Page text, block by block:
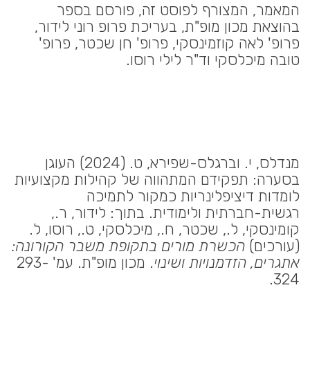
המאמר, המצורף לפוסט זה, פורסם בספר
בהוצאת מכון מופ"ת, בעריכת פרופ רוני לידור,
פרופ' לאה קוזמינסקי, פרופ' חן שכטר, פרופ'
טובה מיכלסקי וד"ר לילי רוסו.
מנדלס, י. וברגלס-שפירא, ט. (2024) העוגן
בסערה: תפקידם המתהווה של קהילות מקצועיות
לומדות דיציפלינריות כמקור לתמיכה
רגשית-חברתית ולימודית. בתוך: לידור, ר.,
קומינסקי, ל., שכטר, ח., מיכלסקי, ט., רוסו, ל.
(עורכים) הכשרת מורים בתקופת משבר הקורונה:
אתגרים, הזדמנויות ושינוי
. מכון מופ"ת. עמ' 293-
324.